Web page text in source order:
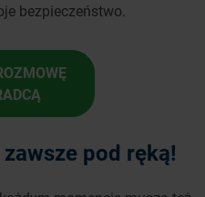
bezpieczeństwo.
pod ręką!